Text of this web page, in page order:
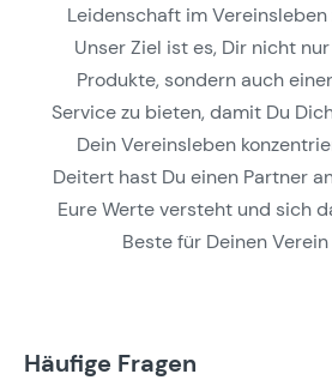
Leidenschaft im
Unser Ziel ist es, Dir nicht
Produkte, sondern auch
Service zu bieten, damit Du
Dein Vereinsleben
Deitert hast Du einen Partner
Eure Werte versteht und sich
Beste für Deinen
Häufige Fragen